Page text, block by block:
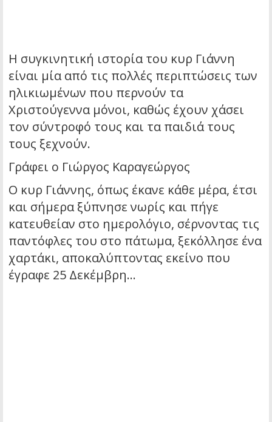
Η συγκινητική ιστορία του κυρ Γιάννη
είναι μία από τις πολλές περιπτώσεις των
ηλικιωμένων που περνούν τα
Χριστούγεννα μόνοι, καθώς έχουν χάσει
τον σύντροφό τους και τα παιδιά τους
τους ξεχνούν.
Γράφει ο Γιώργος Καραγεώργος
Ο κυρ Γιάννης, όπως έκανε κάθε μέρα, έτσι
και σήμερα ξύπνησε νωρίς και πήγε
κατευθείαν στο ημερολόγιο, σέρνοντας τις
παντόφλες του στο πάτωμα, ξεκόλλησε ένα
χαρτάκι, αποκαλύπτοντας εκείνο που
έγραφε 25 Δεκέμβρη…